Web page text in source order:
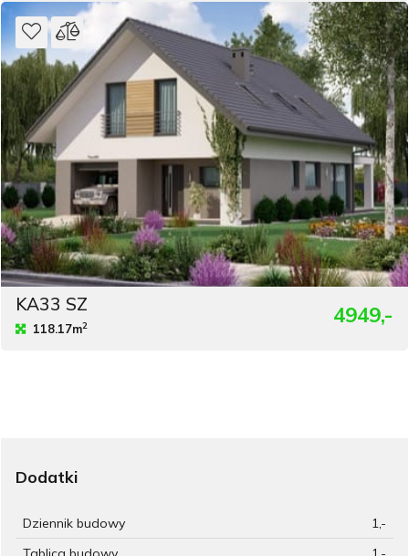
KA33 SZ
118.17m2 4949,-
Dodatki
Dziennik budowy
1,-